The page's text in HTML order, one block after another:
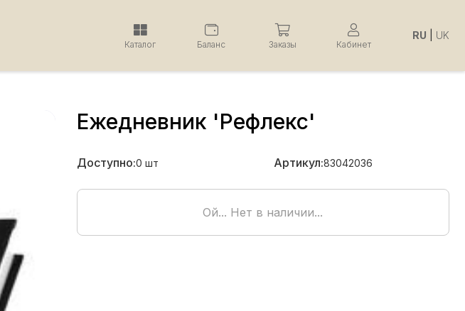
Каталог Баланс Заказы Кабинет
RU UK
Ежедневник 'Рефлекс'
Доступно:0 шт Артикул:83042036
Ой... Нет в наличии...